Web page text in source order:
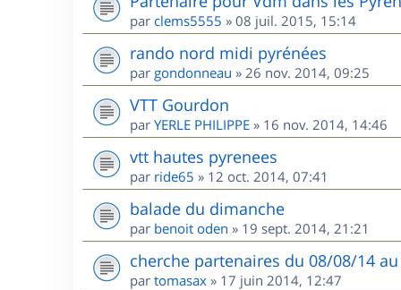
par clems5555 » 08 juil. 2015, 15:14
rando nord midi pyrénées
par gondonneau » 26 nov. 2014, 09:25
VTT Gourdon
par YERLE PHILIPPE » 16 nov. 2014, 14:46
vtt hautes pyrenees
par ride65 » 12 oct. 2014, 07:41
balade du dimanche
par benoit oden » 19 sept. 2014, 21:21
cherche partenaires du 08/08/14
par tomasax » 17 juin 2014, 12:47